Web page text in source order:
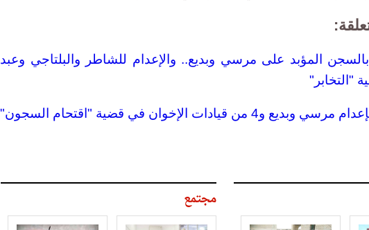
المؤبد على مرسي وبديع.. والإعدام للشاطر والبلتاجي وعبد
"التخابر"
قيادات الإخوان في قضية "اقتحام السجون"
مجتمع